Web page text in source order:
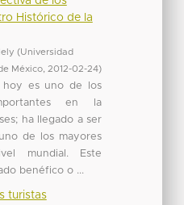
Histórico de la
(Universidad
México, 2012-02-24)
hoy es uno de los
en la
ha llegado a ser
de los mayores
mundial. Este
benéfico o ...
turistas